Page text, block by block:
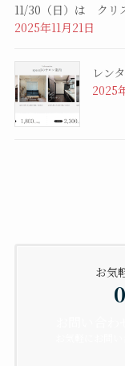
11/30（日）は クリ
2025年11月21日
レン
2025
お気